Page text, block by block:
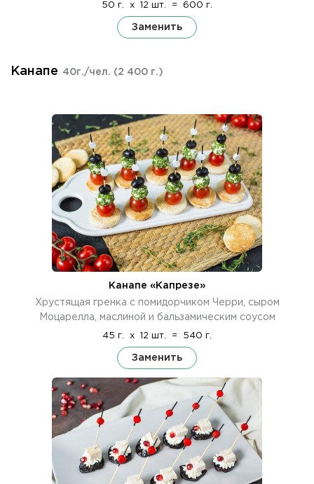
50 г. x 12 шт. = 600 г.
Заменить
Канапе 40г./чел. (2 400 г.)
Канапе «Капрезе»
Хрустящая гренка с помидорчиком Черри, сыром
Моцарелла, маслиной и бальзамическим соусом
45 г. x 12 шт. = 540 г.
Заменить